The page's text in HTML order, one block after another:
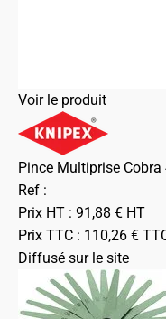
Voir le produit
Pince Multiprise
Ref :
Prix HT : 91,88 € HT
Prix TTC : 110,26 €
Diffusé sur le site